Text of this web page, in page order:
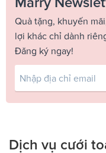
Quà tặng, khuyến
lợi khác chỉ dành
Đăng ký ngay!
Dịch vụ cưới